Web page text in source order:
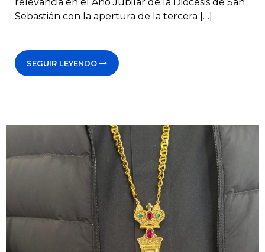
relevancia en el Año Jubilar de la Diócesis de San
Sebastián con la apertura de la tercera […]
SEGUIR LEYENDO